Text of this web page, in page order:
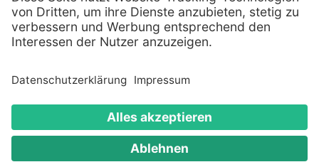
Alle genannten Produkte und Logos sind eingetragene
Warenzeichen der jeweiligen Hersteller.
Copyright © 2008 - 2026 Toys for Fun GmbH - Alle
Rechte vorbehalten